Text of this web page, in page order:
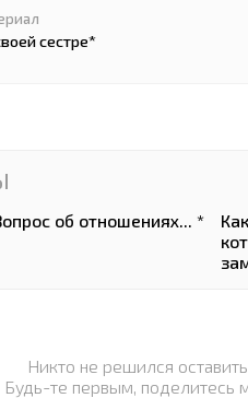
сестре*
об отношениях... *
Никто не решился
Будь-те первым, поделитесь